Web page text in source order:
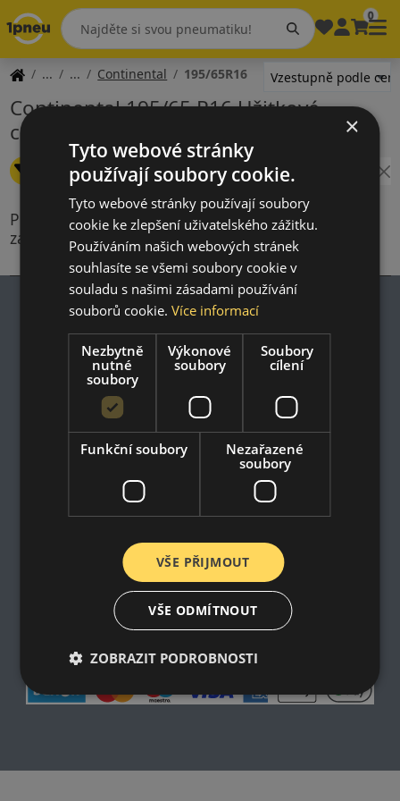
0
Continental 195/65R16
Continental 195/65 R16 Užitkové
celoroční
Změnit filtr Šířka: 195 Výška: 65
Produkty splňující kritéria vyhledávání nejsou
zahrnuty v naší nabídce
Impresum
Zásady ochrany osobních údajů
Nákupní podmínky
Kontakt
Impresum
Dodací a platební podmínky
Online prohlášení o odstoupení od smlouvy
×
Tyto webové stránky
používají soubory cookie.
Tyto webové stránky používají soubory
cookie ke zlepšení uživatelského zážitku.
Používáním našich webových stránek
souhlasíte se všemi soubory cookie v
souladu s našimi zásadami používání
souborů cookie.Více informací
Nezbytně
nutné
soubory
Výkonové
soubory
Soubory
cílení
Funkční soubory
Nezařazené
soubory
VŠE PŘIJMOUT
VŠE ODMÍTNOUT
ZOBRAZIT PODROBNOSTI